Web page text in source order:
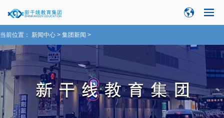
当前位置： 新闻中心 > 集团新闻 >